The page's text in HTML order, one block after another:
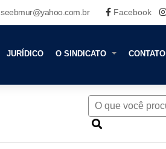
seebmur@yahoo.com.br Facebook
JURÍDICO O SINDICATO CONTATO